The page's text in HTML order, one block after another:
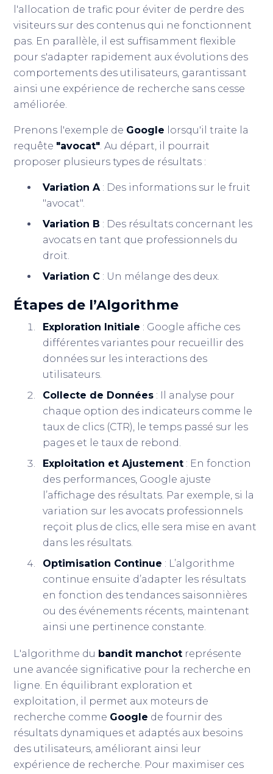
l'allocation de trafic pour éviter de perdre des
visiteurs sur des contenus qui ne fonctionnent
pas. En parallèle, il est suffisamment flexible
pour s'adapter rapidement aux évolutions des
comportements des utilisateurs, garantissant
ainsi une expérience de recherche sans cesse
améliorée.
Prenons l'exemple de Google lorsqu'il traite la
requête "avocat". Au départ, il pourrait
proposer plusieurs types de résultats :
Variation A: Des informations sur le fruit
"avocat".
Variation B : Des résultats concernant les
avocats en tant que professionnels du
droit.
Variation C : Un mélange des deux.
Étapes de l’Algorithme
Exploration Initiale : Google affiche ces
différentes variantes pour recueillir des
données sur les interactions des
utilisateurs.
Collecte de Données : Il analyse pour
chaque option des indicateurs comme le
taux de clics (CTR), le temps passé sur les
pages et le taux de rebond.
Exploitation et Ajustement : En fonction
des performances, Google ajuste
l’affichage des résultats. Par exemple, si la
variation sur les avocats professionnels
reçoit plus de clics, elle sera mise en avant
dans les résultats.
Optimisation Continue : L’algorithme
continue ensuite d’adapter les résultats
en fonction des tendances saisonnières
ou des événements récents, maintenant
ainsi une pertinence constante.
L'algorithme du bandit manchot représente
une avancée significative pour la recherche en
ligne. En équilibrant exploration et
exploitation, il permet aux moteurs de
recherche comme Google de fournir des
résultats dynamiques et adaptés aux besoins
des utilisateurs, améliorant ainsi leur
expérience de recherche. Pour maximiser ces